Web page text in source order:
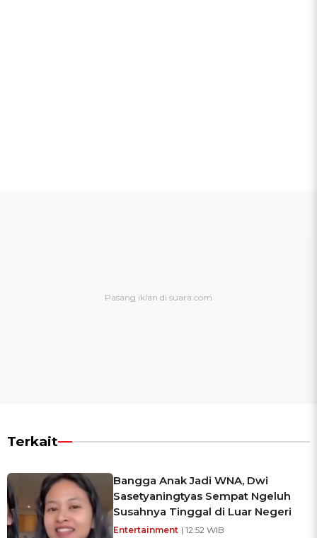
Terkait
Bangga Anak Jadi WNA, Dwi
Sasetyaningtyas Sempat Ngeluh
Susahnya Tinggal di Luar Negeri
Entertainment | 12:52 WIB